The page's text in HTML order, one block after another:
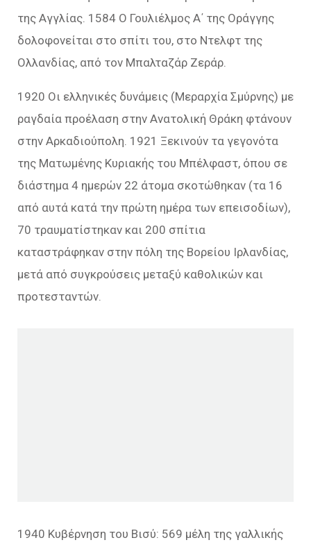
της Αγγλίας. 1584 Ο Γουλιέλμος Α΄ της Οράγγης
δολοφονείται στο σπίτι του, στο Ντελφτ της
Ολλανδίας, από τον Μπαλταζάρ Ζεράρ.
1920 Οι ελληνικές δυνάμεις (Μεραρχία Σμύρνης) με
ραγδαία προέλαση στην Ανατολική Θράκη φτάνουν
στην Αρκαδιούπολη. 1921 Ξεκινούν τα γεγονότα
της Ματωμένης Κυριακής του Μπέλφαστ, όπου σε
διάστημα 4 ημερών 22 άτομα σκοτώθηκαν (τα 16
από αυτά κατά την πρώτη ημέρα των επεισοδίων),
70 τραυματίστηκαν και 200 σπίτια
καταστράφηκαν στην πόλη της Βορείου Ιρλανδίας,
μετά από συγκρούσεις μεταξύ καθολικών και
προτεσταντών.
1940 Κυβέρνηση του Βισύ: 569 μέλη της γαλλικής